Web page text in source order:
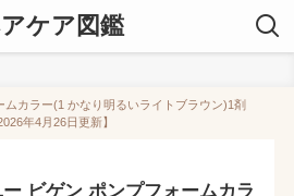
ケア図鑑
カラー(1 かなり明るいライトブラウン)1剤
年4月26日更新】
ビゲン ポンプフォームカラ